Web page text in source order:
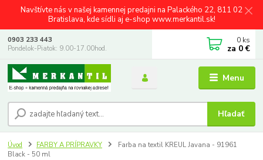
Navštívte nás v našej kamennej predajni na Palackého 22, 811 02
Bratislava, kde sídli aj e-shop www.merkantil.sk!
Menu
Hľadať
0903 233 443
Pondelok-Piatok: 9.00-17.00hod.
0 ks
za 0 €
Úvod FARBY A PRÍPRAVKY
Farba na textil KREUL Javana - 91961
Black - 50 ml